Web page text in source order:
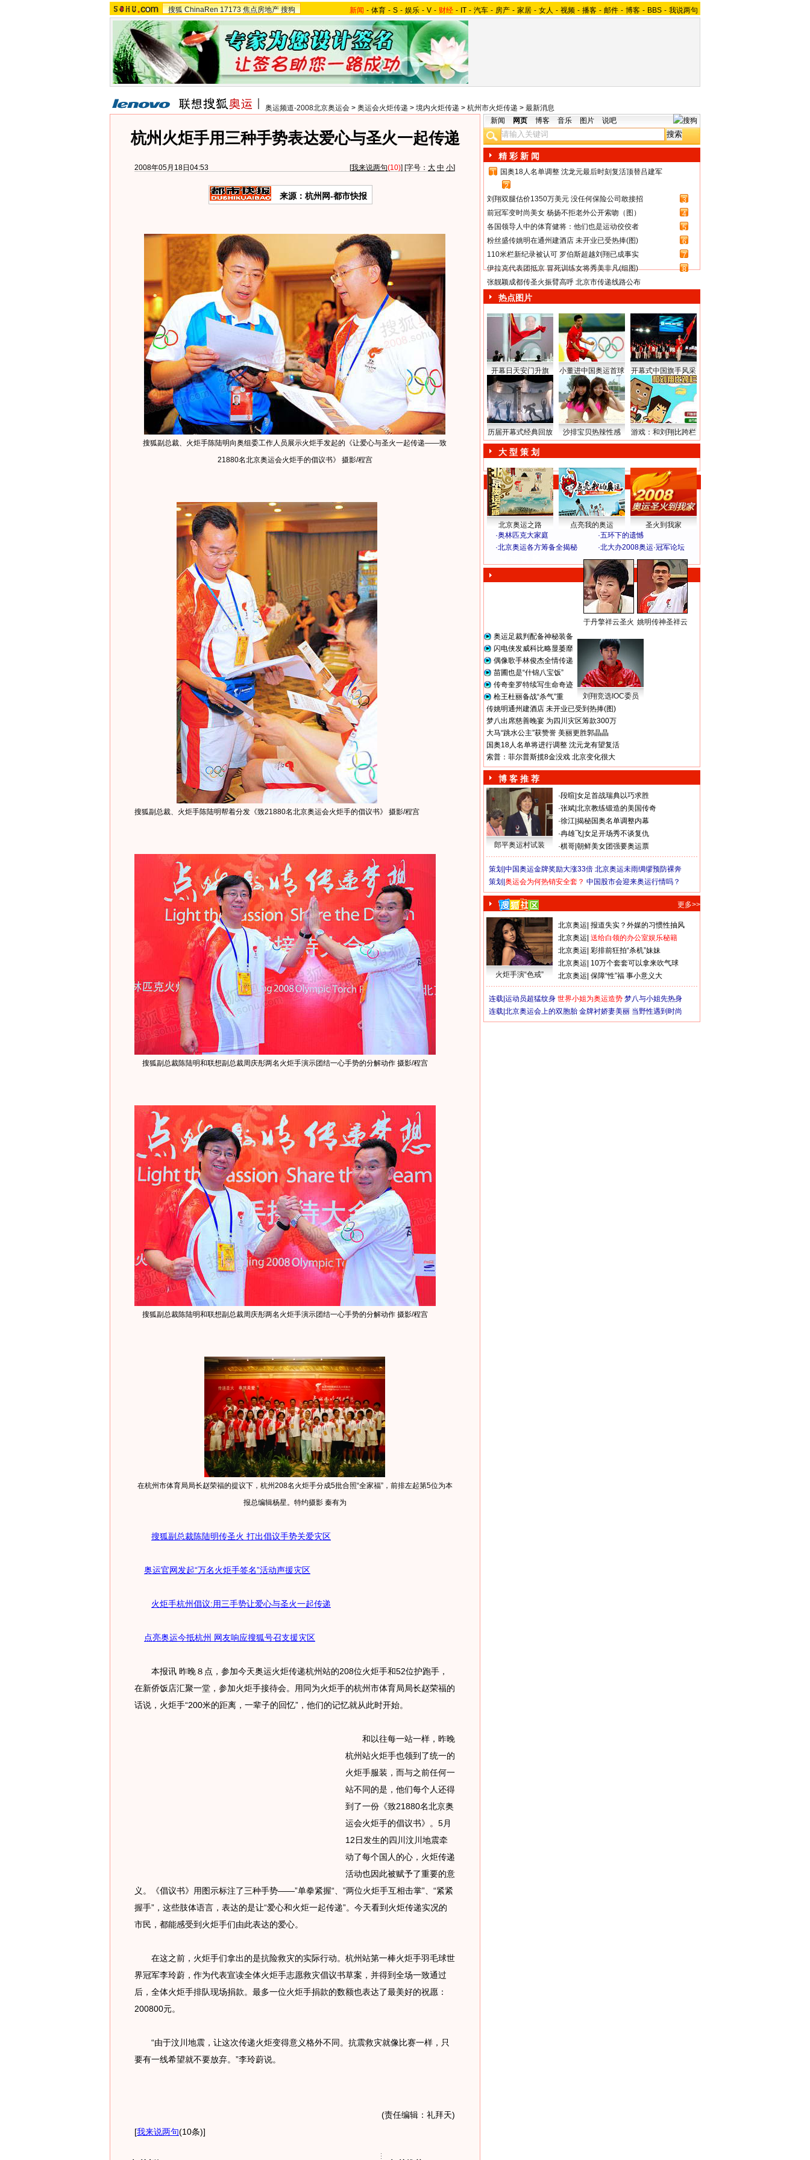
搜狐 ChinaRen 17173 焦点房地产 搜狗 新闻 - 体育 - S - 娱乐 - V - 财经 - IT - 汽车 - 房产 - 家居 - 女人 - 视频 - 播客 - 邮件 - 博客 - BBS - 我说两句
奥运频道-2008北京奥运会 > 奥运会火炬传递 > 境内火炬传递 > 杭州市火炬传递 > 最新消息
杭州火炬手用三种手势表达爱心与圣火一起传递
2008年05月18日04:53 [我来说两句(10)] [字号： 大 中 小]
来源：杭州网-都市快报
搜狐副总裁、火炬手陈陆明向奥组委工作人员展示火炬手发起的《让爱心与圣火一起传递——致
21880名北京奥运会火炬手的倡议书》 摄影/程宫
搜狐副总裁、火炬手陈陆明帮着分发《致21880名北京奥运会火炬手的倡议书》 摄影/程宫
搜狐副总裁陈陆明和联想副总裁周庆彤两名火炬手演示团结一心手势的分解动作 摄影/程宫
搜狐副总裁陈陆明和联想副总裁周庆彤两名火炬手演示团结一心手势的分解动作 摄影/程宫
在杭州市体育局局长赵荣福的提议下，杭州208名火炬手分成5批合照“全家福”，前排左起第5位为本
报总编辑杨星。特约摄影 秦有为
搜狐副总裁陈陆明传圣火 打出倡议手势关爱灾区
奥运官网发起“万名火炬手签名”活动声援灾区
火炬手杭州倡议:用三手势让爱心与圣火一起传递
点亮奥运今抵杭州 网友响应搜狐号召支援灾区
本报讯 昨晚８点，参加今天奥运火炬传递杭州站的208位火炬手和52位护跑手，
在新侨饭店汇聚一堂，参加火炬手接待会。用同为火炬手的杭州市体育局局长赵荣福的
话说，火炬手“200米的距离，一辈子的回忆”，他们的记忆就从此时开始。
和以往每一站一样，昨晚
杭州站火炬手也领到了统一的
火炬手服装，而与之前任何一
站不同的是，他们每个人还得
到了一份《致21880名北京奥
运会火炬手的倡议书》。5月
12日发生的四川汶川地震牵
动了每个国人的心，火炬传递
活动也因此被赋予了重要的意
义。《倡议书》用图示标注了三种手势——”单拳紧握“、”两位火炬手互相击掌”、“紧紧
握手”，这些肢体语言，表达的是让“爱心和火炬一起传递”。今天看到火炬传递实况的
市民，都能感受到火炬手们由此表达的爱心。
在这之前，火炬手们拿出的是抗险救灾的实际行动。杭州站第一棒火炬手羽毛球世
界冠军李玲蔚，作为代表宣读全体火炬手志愿救灾倡议书草案，并得到全场一致通过
后，全体火炬手排队现场捐款。最多一位火炬手捐款的数额也表达了最美好的祝愿：
200800元。
“由于汶川地震，让这次传递火炬变得意义格外不同。抗震救灾就像比赛一样，只
要有一线希望就不要放弃。”李玲蔚说。
(责任编辑：礼拜天)
[我来说两句(10条)]
新闻 网页 博客 音乐 图片 说吧
精 彩 新 闻
1
国奥18人名单调整 沈龙元最后时刻复活顶替吕建军
2
刘翔双腿估价1350万美元 没任何保险公司敢接招
3
前冠军变时尚美女 杨扬不拒老外公开索吻（图）
4
各国领导人中的体育健将：他们也是运动佼佼者
5
粉丝盛传姚明在通州建酒店 未开业已受热捧(图)
6
110米栏新纪录被认可 罗伯斯超越刘翔已成事实
7
伊拉克代表团抵京 冒死训练女将秀美非凡(组图)
8
张靓颖成都传圣火振臂高呼 北京市传递线路公布
热点图片
开幕日天安门升旗 小董进中国奥运首球 开幕式中国旗手风采
历届开幕式经典回放 沙排宝贝热辣性感 游戏：和刘翔比跨栏
大 型 策 划
北京奥运之路 点亮我的奥运
圣火到我家
·奥林匹克大家庭 ·五环下的遗憾
·北京奥运各方筹备全揭秘 ·北大办2008奥运·冠军论坛
于丹擎祥云圣火 姚明传神圣祥云
奥运足裁判配备神秘装备
闪电侠发威科比略显萎靡
偶像歌手林俊杰全情传递
苗圃也是“什锦八宝饭”
传奇奎罗特续写生命奇迹
枪王杜丽备战“杀气”重
刘翔竞选IOC委员
传姚明通州建酒店 未开业已受到热捧(图)
梦八出席慈善晚宴 为四川灾区筹款300万
大马“跳水公主”获赞誉 美丽更胜郭晶晶
国奥18人名单将进行调整 沈元龙有望复活
索普：菲尔普斯揽8金没戏 北京变化很大
博 客 推 荐
郎平奥运村试装
·段暄 女足首战瑞典以巧求胜
·张斌 北京教练锻造的美国传奇
·徐江 揭秘国奥名单调整内幕
·冉雄飞 女足开场秀不谈复仇
·棋哥 朝鲜美女团强要奥运票
策划| 中国奥运金牌奖励大涨33倍 北京奥运未雨绸缪预防裸奔
策划| 奥运会为何热销安全套？ 中国股市会迎来奥运行情吗？
更多>>
火炬手演“色戒”
北京奥运 报道失实？外媒的习惯性抽风
北京奥运 送给白领的办公室娱乐秘籍
北京奥运 彩排前狂拍“杀机”妹妹
北京奥运 10万个套套可以拿来吹气球
北京奥运 保障“性”福 事小意义大
连载| 运动员超猛纹身 世界小姐为奥运造势 梦八与小姐先热身
连载| 北京奥运会上的双胞胎 金牌衬娇妻美丽 当野性遇到时尚